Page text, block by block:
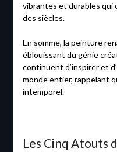
vibrantes et durables qui
des siècles.
En somme, la peinture
éblouissant du génie
continuent d’inspirer et
monde entier, rappelant
intemporel.
Les Cinq Atouts